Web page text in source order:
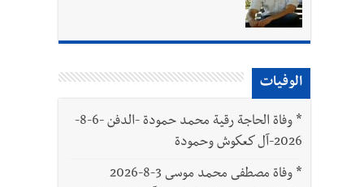
: 112 شهيداً شُيّعوا في ‫غزة‬ بعد أن بقوا تحت الأنقاض منذ عام 2023: أيُعقل أن يبقى الشعب الفلسطيني يعيش كل هذا الألم؟ وإلى متى
الوفيات
*
وفاة الحاجة رقية محمد حمودة -الدفن -6-8-
2026-آل كعكوش وحمودة
*
وفاة مصطفى محمد موسى 3-8-2026